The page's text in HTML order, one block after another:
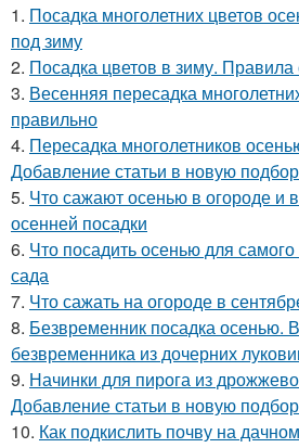
1. Посадка многолетних цветов
под зиму
2. Посадка цветов в зиму. Правила
3. Весенняя пересадка
правильно
4. Пересадка многолетников
Добавление статьи в новую
5. Что сажают осенью в огороде и
осенней посадки
6. Что посадить осенью для
сада
7. Что сажать на огороде в
8. Безвременник посадка осенью.
безвременника из дочерних
9. Начинки для пирога из
Добавление статьи в новую
10. Как подкислить почву на